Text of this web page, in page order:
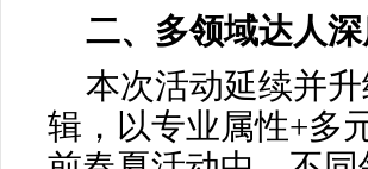
二、多领域达人
本次活动延续并
辑，以专业属性+多